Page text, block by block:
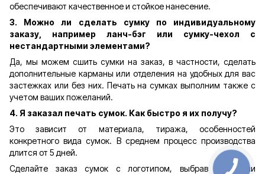
обеспечивают качественное и стойкое нанесение.
3. Можно ли сделать сумку по индивидуальному
заказу, например ланч-бэг или сумку-чехол с
нестандартными элементами?
Да, мы можем сшить сумки на заказ, в частности, сделать
дополнительные карманы или отделения на удобных для вас
застежках или без них. Печать на сумках выполним также с
учетом ваших пожеланий.
4. Я заказал печать сумок. Как быстро я их получу?
Это зависит от материала, тиража, особенностей
конкретного вида сумок. В среднем процесс производства
длится от 5 дней.
Сделайте заказ сумок с логотипом, выбрав одну или